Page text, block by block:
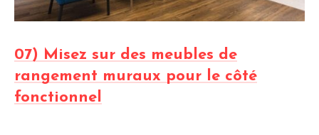
07) Misez sur des meubles de
rangement muraux pour le côté
fonctionnel